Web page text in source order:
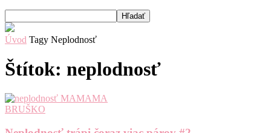
Úvod Tagy Neplodnosť
Štítok: neplodnosť
BRUŠKO